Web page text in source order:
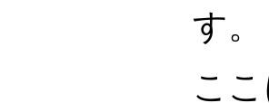
す。
こ